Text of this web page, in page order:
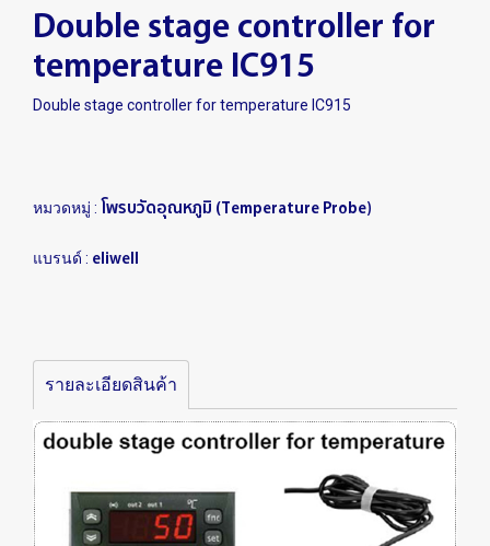
Double stage controller for
temperature IC915
Double stage controller for temperature IC915
หมวดหมู่ : โพรบวัดอุณหภูมิ (Temperature Probe)
แบรนด์ : eliwell
รายละเอียดสินค้า